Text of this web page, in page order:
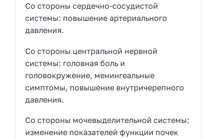
Со стороны сердечно-сосудистой
системы: повышение артериального
давления.
Со стороны центральной нервной
системы: головная боль и
головокружение, менингеальные
симптомы, повышение внутричерепного
давления.
Со стороны мочевыделительной системы:
изменение показателей функции почек